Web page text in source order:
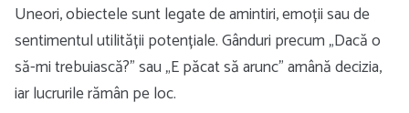
Uneori, obiectele sunt legate de amintiri, emoții sau de
sentimentul utilității potențiale. Gânduri precum „Dacă o
să-mi trebuiască?” sau „E păcat să arunc” amână decizia,
iar lucrurile rămân pe loc.